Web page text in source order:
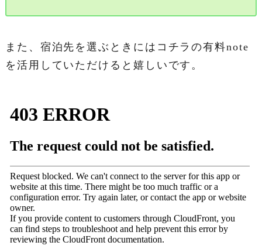
また、宿泊先を選ぶときにはコチラの有料note
を活用していただけると嬉しいです。